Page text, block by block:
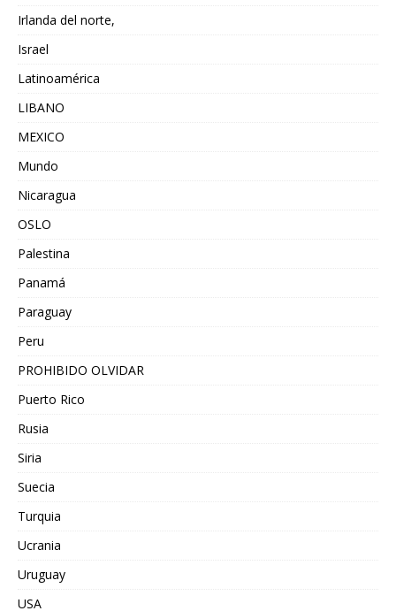
Irlanda del norte,
Israel
Latinoamérica
LIBANO
MEXICO
Mundo
Nicaragua
OSLO
Palestina
Panamá
Paraguay
Peru
PROHIBIDO OLVIDAR
Puerto Rico
Rusia
Siria
Suecia
Turquia
Ucrania
Uruguay
USA